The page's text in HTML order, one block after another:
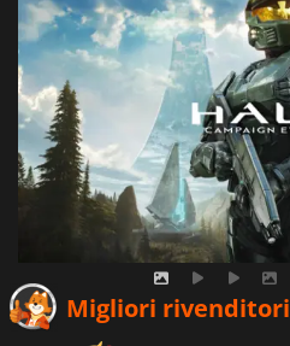
ACCEDI O REGISTRATI
Migliori rivenditori